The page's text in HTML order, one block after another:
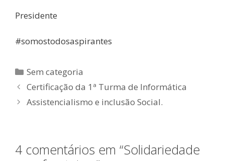
Presidente
#somostodosaspirantes
Categorias
Sem categoria
Certificação da 1ª Turma de Informática
Assistencialismo e inclusão Social.
4 comentários em “Solidariedade